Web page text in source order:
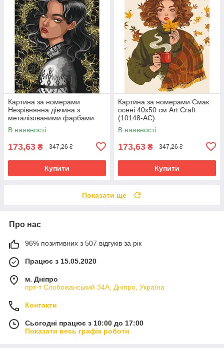
Картина за номерами
Незрівнянна дівчина з
металізованими фарбами
40х50 см (10134-AC)
В наявності
173,63 ₴ 347,26 ₴
Купити
Картина за номерами Смак
осені 40х50 см Art Craft
(10148-AC)
В наявності
173,63 ₴ 347,26 ₴
Купити
Показати ще
Про нас
96% позитивних з 507 відгуків за рік
Працює з 15.05.2020
м. Дніпро
прт-т Слобожанський 34А, Дніпро, Україна
Контакти
Сьогодні працює з 10:00 до 17:00
Показати весь графік роботи